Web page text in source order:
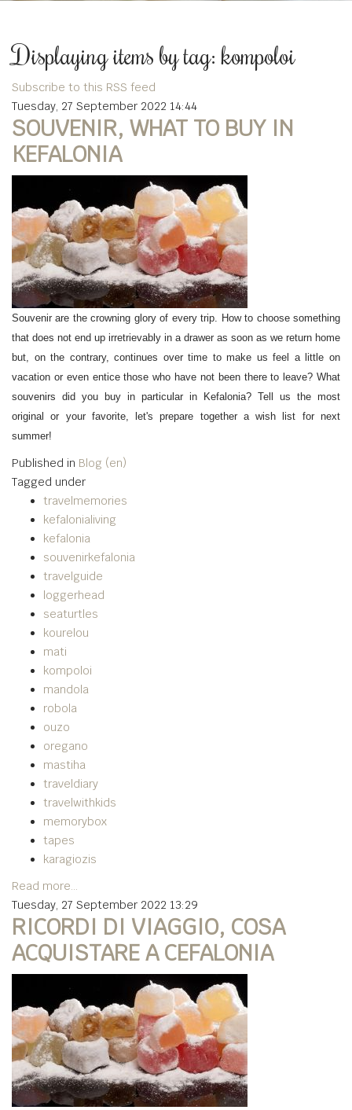
Displaying items by tag: kompoloi
Subscribe to this RSS feed
Tuesday, 27 September 2022 14:44
SOUVENIR, WHAT TO BUY IN
KEFALONIA
Souvenir are the crowning glory of every trip. How to choose something
that does not end up irretrievably in a drawer as soon as we return home
but, on the contrary, continues over time to make us feel a little on
vacation or even entice those who have not been there to leave? What
souvenirs did you buy in particular in Kefalonia? Tell us the most
original or your favorite, let's prepare together a wish list for next
summer!
Published in Blog (en)
Tagged under
travelmemories
kefalonialiving
kefalonia
souvenirkefalonia
travelguide
loggerhead
seaturtles
kourelou
mati
kompoloi
mandola
robola
ouzo
oregano
mastiha
traveldiary
travelwithkids
memorybox
tapes
karagiozis
Read more...
Tuesday, 27 September 2022 13:29
RICORDI DI VIAGGIO, COSA
ACQUISTARE A CEFALONIA